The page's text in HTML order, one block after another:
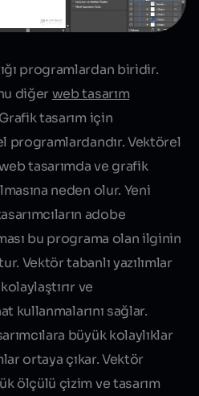
programlardan biridir.
diğer web tasarım
tasarım için
Vektörel
tasarımda ve grafik
neden olur. Yeni
adobe
bu programa olan ilginin
Vektör tabanlı yazılımlar
ve
kullanmalarını sağlar.
büyük kolaylıklar
ortaya çıkar. Vektör
ölçülü çizim ve tasarım